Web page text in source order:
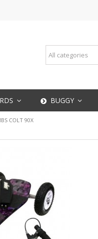
BUGGY
COLT 90X